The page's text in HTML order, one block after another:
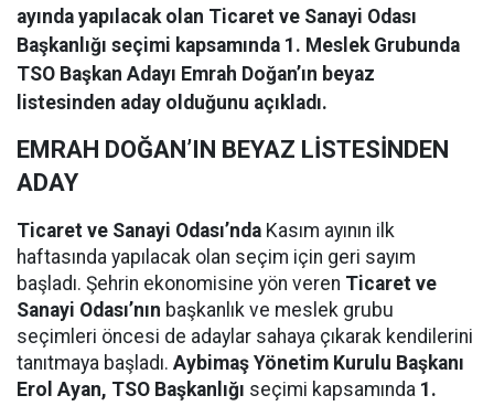
ayında yapılacak olan Ticaret ve Sanayi Odası
Başkanlığı seçimi kapsamında 1. Meslek Grubunda
TSO Başkan Adayı Emrah Doğan’ın beyaz
listesinden aday olduğunu açıkladı.
EMRAH DOĞAN’IN BEYAZ LİSTESİNDEN
ADAY
Ticaret ve Sanayi Odası’nda Kasım ayının ilk
haftasında yapılacak olan seçim için geri sayım
başladı. Şehrin ekonomisine yön veren Ticaret ve
Sanayi Odası’nın başkanlık ve meslek grubu
seçimleri öncesi de adaylar sahaya çıkarak kendilerini
tanıtmaya başladı. Aybimaş Yönetim Kurulu Başkanı
Erol Ayan, TSO Başkanlığı seçimi kapsamında 1.